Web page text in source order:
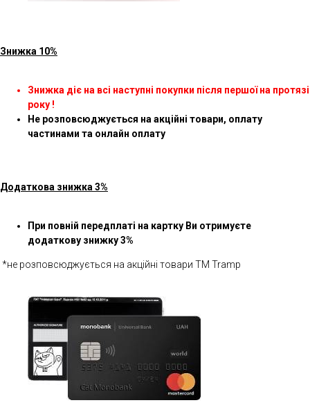
Знижка 10%
Знижка діє на всі наступні покупки після першої на протязі
року !
Не розповсюджується на акційні товари, оплату
частинами та онлайн оплату
Додаткова знижка 3%
При повній передплаті на картку Ви отримуєте
додаткову знижку 3%
*не розповсюджується на акційні товари ТМ Tramp